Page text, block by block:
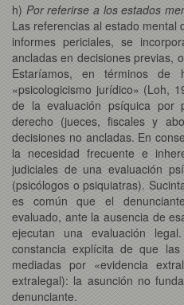
h) Por referirse a los estados
Las referencias al estado mental
informes periciales, se
ancladas en decisiones previas,
Estaríamos, en términos de
«psicologicismo jurídico» (Loh,
de la evaluación psíquica por
derecho (jueces, fiscales y
decisiones no ancladas. En
la necesidad frecuente e
judiciales de una evaluación
(psicólogos o psiquiatras).
es común que el
evaluado, ante la ausencia de
ejecutan una evaluación
constancia explícita de que
mediadas por «evidencia
extralegal): la asunción no
denunciante.